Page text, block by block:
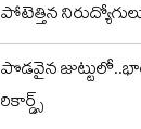
పోటెత్తిన
పొడవైన
రికార్డ్స్